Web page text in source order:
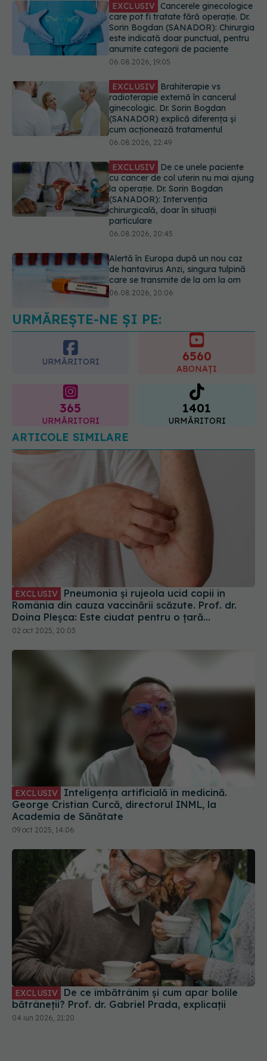
EXCLUSIV Cancerele ginecologice
care pot fi tratate fără operație. Dr.
Sorin Bogdan (SANADOR): Chirurgia
este indicată doar punctual, pentru
anumite categorii de paciente
06.08.2026, 19:05
EXCLUSIV Brahiterapie vs
radioterapie externă în cancerul
ginecologic. Dr. Sorin Bogdan
(SANADOR) explică diferența și
cum acționează tratamentul
06.08.2026, 22:49
EXCLUSIV De ce unele paciente
cu cancer de col uterin nu mai ajung
la operație. Dr. Sorin Bogdan
(SANADOR): Intervenția
chirurgicală, doar în situații
particulare
06.08.2026, 20:45
Alertă în Europa după un nou caz
de hantavirus Anzi, singura tulpină
care se transmite de la om la om
06.08.2026, 20:06
Mii de angajați din Sănătate ar
putea primi salarii mai mari.
Sindicatele cer schimbarea legii
URMĂREȘTE-NE ȘI PE:
URMĂRITORI 6560
ABONAȚI
365
URMĂRITORI
1401
URMĂRITORI
ARTICOLE SIMILARE
EXCLUSIV
România din cauza vaccinării scăzute. Prof. dr.
Doina Pleșca: Este ciudat pentru o țară
europeană
02 oct 2025, 20:03
EXCLUSIV
George Cristian Curcă, directorul INML, la
Academia de Sănătate
09 oct 2025, 14:06
EXCLUSIV
bătrâneții? Prof. dr. Gabriel Prada, explicații
04 iun 2026, 21:20